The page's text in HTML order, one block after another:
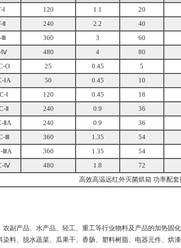
Ⅰ 120 1.1 20
Ⅱ 240 2.2 40
Ⅲ 360 3 60
Ⅳ 480 4 80
O 25 0.45 5
ⅠA 50 0.45 10
Ⅰ 120 0.45 18
Ⅱ 240 0.9 36
ⅡA 240 0.9 36
Ⅲ 360 1.35 54
ⅢA 360 1.35 54
Ⅳ 480 1.8 72
高效高温远红外灭菌烘箱 功率配
产品、水产品、轻工、重工等行业物料及产品的加热固
料、脱水蔬菜、瓜果干、香肠、塑料树脂、电器元件、烘漆